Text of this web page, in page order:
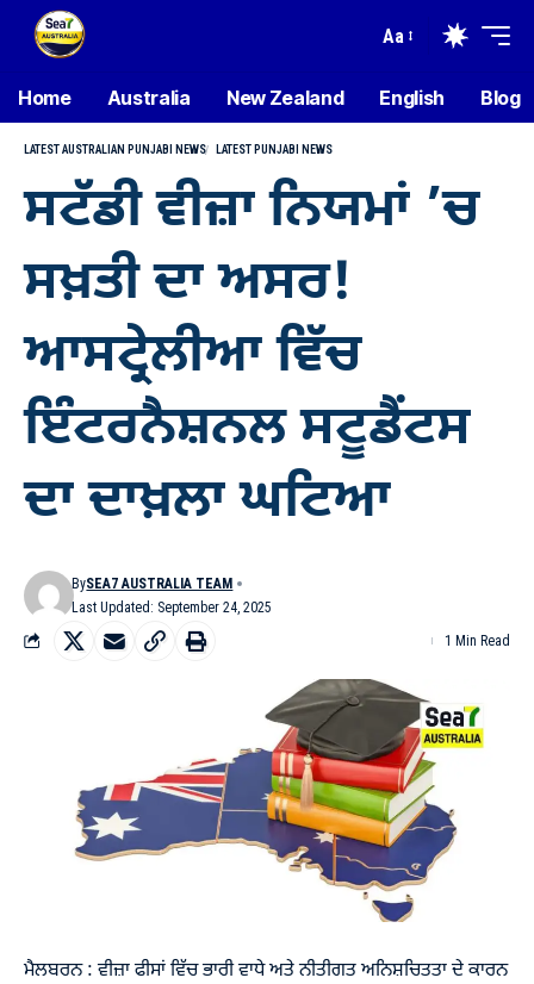
Aa
Home Australia New Zealand English Blog
LATEST AUSTRALIAN PUNJABI NEWS LATEST PUNJABI NEWS
ਸਟੱਡੀ ਵੀਜ਼ਾ ਨਿਯਮਾਂ ’ਚ
ਸਖ਼ਤੀ ਦਾ ਅਸਰ!
ਆਸਟ੍ਰੇਲੀਆ ਵਿੱਚ
ਇੰਟਰਨੈਸ਼ਨਲ ਸਟੂਡੈਂਟਸ
ਦਾ ਦਾਖ਼ਲਾ ਘਟਿਆ
Last Updated: September 24, 2025
BySEA7 AUSTRALIA TEAM
1 Min Read
ਮੈਲਬਰਨ : ਵੀਜ਼ਾ ਫੀਸਾਂ ਵਿੱਚ ਭਾਰੀ ਵਾਧੇ ਅਤੇ ਨੀਤੀਗਤ ਅਨਿਸ਼ਚਿਤਤਾ ਦੇ ਕਾਰਨ